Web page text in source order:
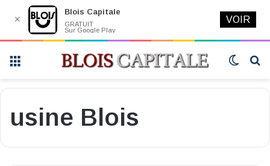
Switch
usine Blois
✕
Blois Capitale
GRATUIT
Sur Google Play
VOIR